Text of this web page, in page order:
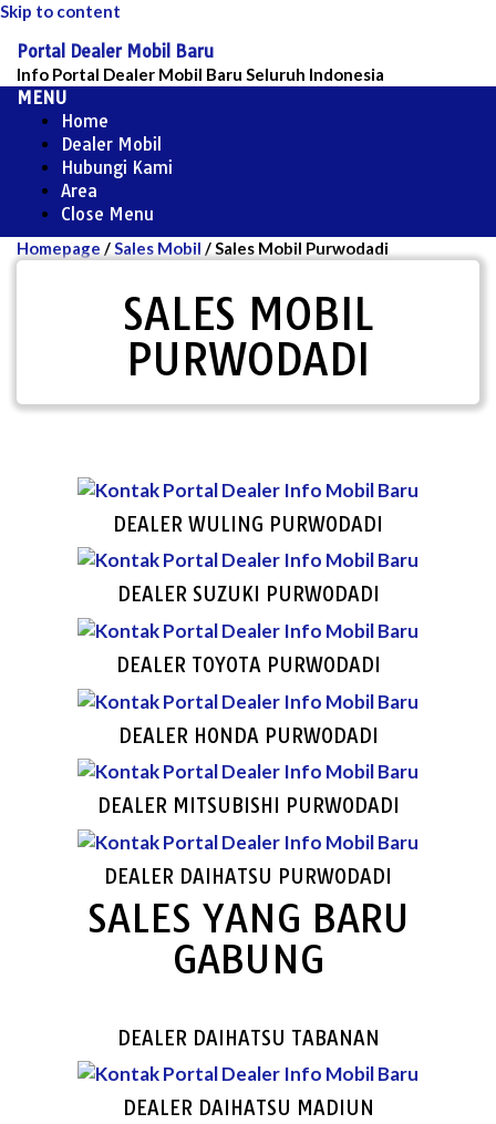
Skip to content
Portal Dealer Mobil Baru
Info Portal Dealer Mobil Baru Seluruh Indonesia
MENU
Home
Dealer Mobil
Hubungi Kami
Area
Close Menu
Homepage /Sales Mobil /Sales Mobil Purwodadi
SALES MOBIL
PURWODADI
DEALER WULING PURWODADI
DEALER SUZUKI PURWODADI
DEALER TOYOTA PURWODADI
DEALER HONDA PURWODADI
DEALER MITSUBISHI PURWODADI
DEALER DAIHATSU PURWODADI
SALES YANG BARU
GABUNG
DEALER DAIHATSU TABANAN
DEALER DAIHATSU MADIUN